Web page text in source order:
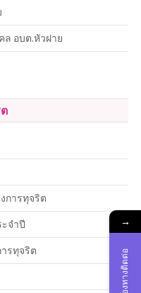
อบต.หัวฝาย
การทุจริต
จำปี
รทุจริต
→
ช่องทางติดต่อ